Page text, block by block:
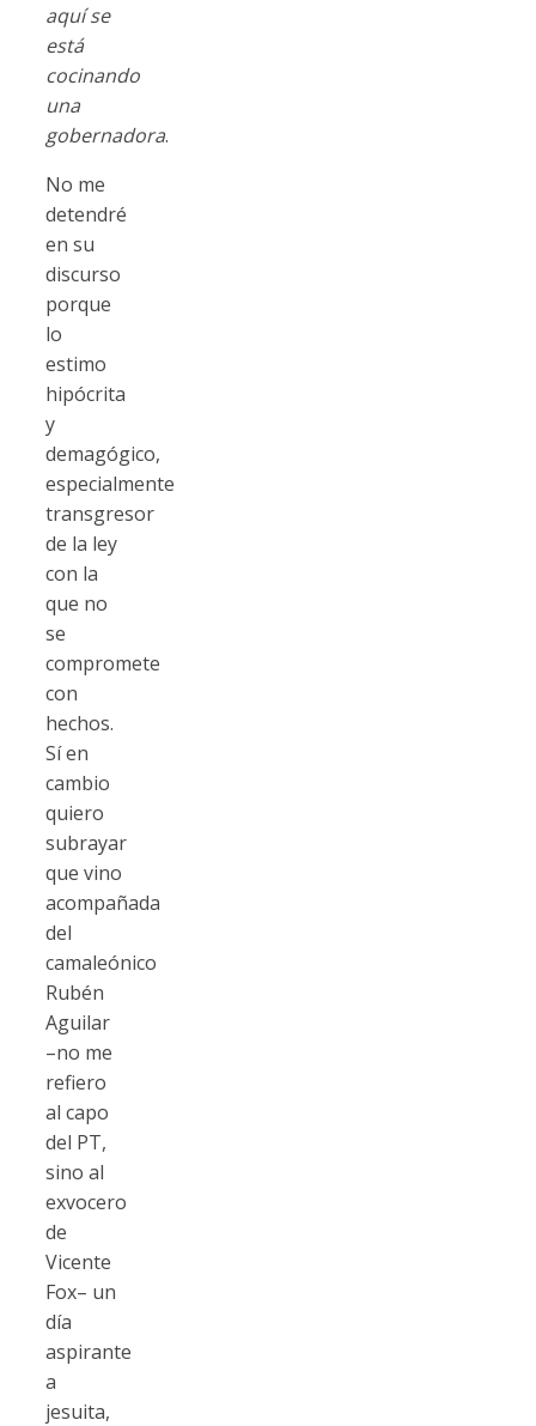
aquí se
está
cocinando
una
gobernadora.
No me
detendré
en su
discurso
porque
lo
estimo
hipócrita
y
demagógico,
especialmente
transgresor
de la ley
con la
que no
se
compromete
con
hechos.
Sí en
cambio
quiero
subrayar
que vino
acompañada
del
camaleónico
Rubén
Aguilar
–no me
refiero
al capo
del PT,
sino al
exvocero
de
Vicente
Fox– un
día
aspirante
a
jesuita,